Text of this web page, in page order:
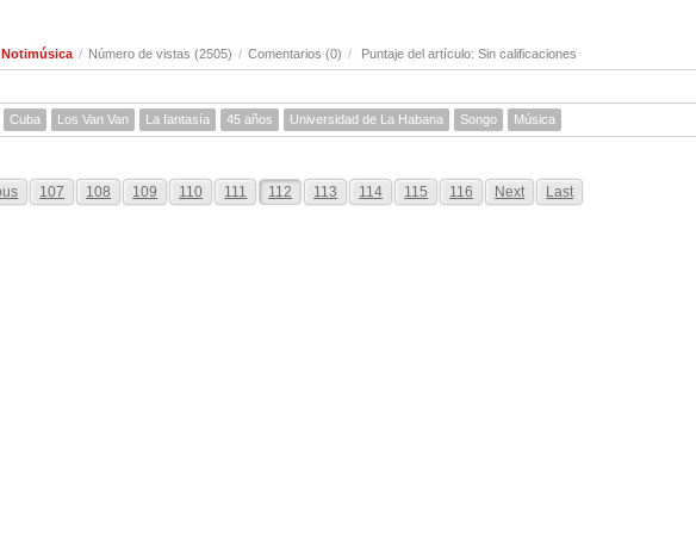
Notimúsica / Número de vistas (2505) / Comentarios (0) / Puntaje del artículo: Sin calificaciones
Cuba Los Van Van La fantasía 45 años Universidad de La Habana Songo Música
107 108 109 110 111 112 113 114 115 116 Next Last